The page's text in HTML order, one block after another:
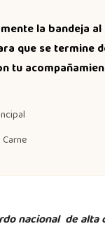
la bandeja
que se termine
tu
Carne
nacional de alta